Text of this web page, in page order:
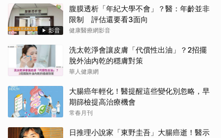
影音
腹膜透析「年紀大學不會」？醫：年齡並非
限制 評估還要看3面向
健康醫療網影音
洗太乾淨會讓皮膚「代償性出油」？2招擺
脫外油內乾的穩膚對策
華人健康網
大腸癌年輕化！醫提醒這些變化別忽略，早
期篩檢提高治療機會
常春月刊
日推理小說家「東野圭吾」大腸癌逝！醫示